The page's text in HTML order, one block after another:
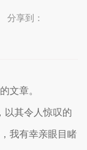
分享到：
文章。
以其令人惊叹的
我有幸亲眼目睹